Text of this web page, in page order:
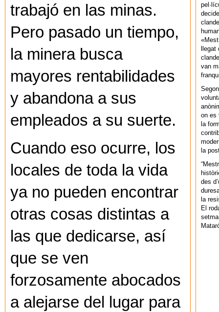
trabajó en las minas.
Pero pasado un tiempo,
la minera busca
mayores rentabilidades
y abandona a sus
empleados a su suerte.
Cuando eso ocurre, los
locales de toda la vida
ya no pueden encontrar
otras cosas distintas a
las que dedicarse, así
que se ven
forzosamente abocados
a alejarse del lugar para
van
on es
la
la
des
la
El